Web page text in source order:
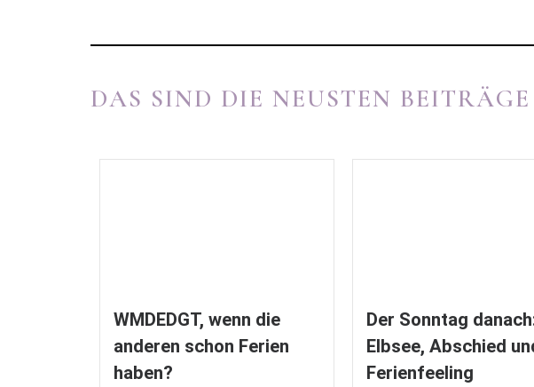
DAS SIND DIE NEUSTEN BEITRÄGE
WMDEDGT, wenn die
anderen schon Ferien
haben?
Der Sonntag
Elbsee, Abschied
Ferienfeeling